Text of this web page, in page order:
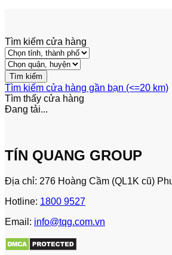
Tìm kiếm cửa hàng
Tìm kiếm cửa hàng gần bạn (<=20 km)
Tìm thấy cửa hàng
Đang tải...
TÍN QUANG GROUP
Địa chỉ: 276 Hoàng Cầm (QL1K cũ)
Hotline: 1800 9527
Email: info@tqg.com.vn